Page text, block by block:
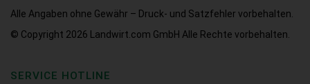
Alle Angaben ohne Gewähr – Druck- und Satzfehler vorbehalten.
© Copyright 2026
Landwirt.com GmbH Alle Rechte vorbehalten.
SERVICE HOTLINE